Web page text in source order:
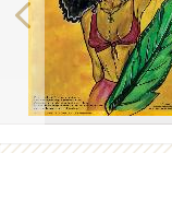
Previous